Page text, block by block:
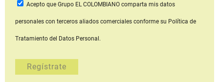
Acepto que Grupo EL COLOMBIANOcomparta mis datos
personales con terceros aliados comerciales conforme su Política de
Tratamiento del Datos Personal.